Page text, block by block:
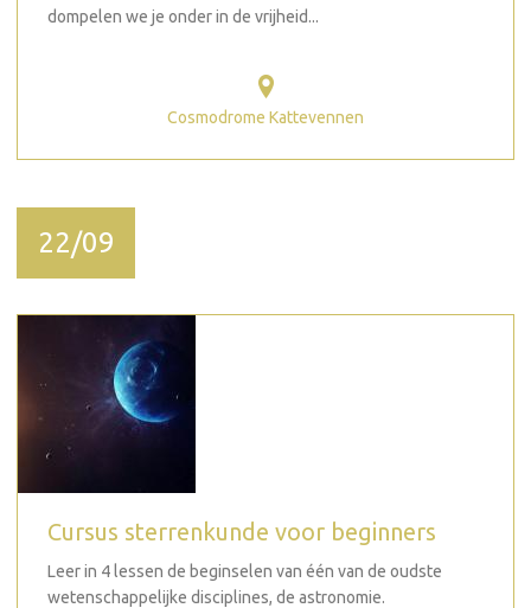
dompelen we je onder in de vrijheid...
Cosmodrome Kattevennen
22/09
Cursus sterrenkunde voor beginners
Leer in 4 lessen de beginselen van één van de oudste
wetenschappelijke disciplines, de astronomie.